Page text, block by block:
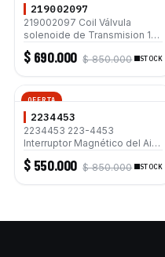
219002097
219002097 Coil Válvula
solenoide de Transmision 12V
para Retroexcavadora
Komatsu WB93R-5E0
$ 690.000 $ 850.000 STOCK
OFERTA
2234453
2234453 223-4453
Interruptor Magnético del Aire
Acondicionado 24V para
Caterpillar 312D 315D L 325D
$ 550.000 $ 850.000 STOCK